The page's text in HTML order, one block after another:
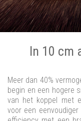
In 10 cm
Meer dan 40%
begin en een hogere
van het koppel met
voor een